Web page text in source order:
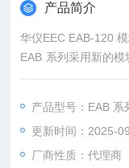
产品简介
华仪EEC
EAB 系列采用新的模
以扩充容量，仿真各
配电源需求。
产品型号：EAB 系
更新时间：2025-
厂商性质：代理商